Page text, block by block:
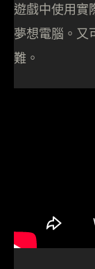
遊戲中使用實
夢想電腦。又
難。